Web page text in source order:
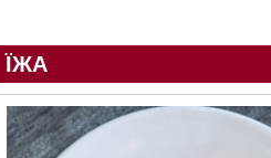
ЇЖА